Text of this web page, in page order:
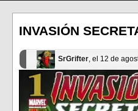
INVASIÓN
SrGrifter, el 12 de